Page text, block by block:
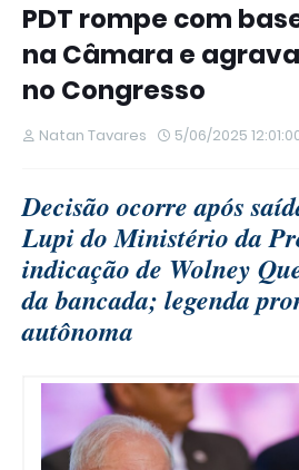
PDT rompe com
na Câmara e
no Congresso
Natan Tavares 5/06/2025
Decisão ocorre após
Lupi do Ministério da
indicação de Wolney
da bancada; legenda
autônoma